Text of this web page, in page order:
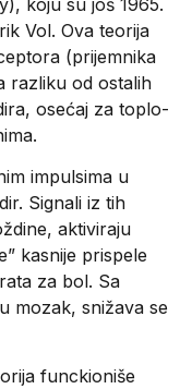
Vol. Ova teorija
(prijemnika
razliku od ostalih
osećaj za toplo-
impulsima u
Signali iz tih
aktiviraju
kasnije prispele
za bol. Sa
mozak, snižava se
funckioniše